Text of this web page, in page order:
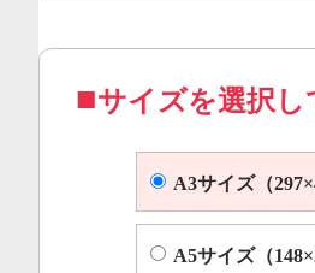
サイズを選択し
A3サイズ（
A5サイズ（